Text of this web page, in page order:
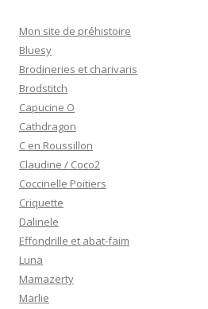
Mon site de préhistoire
Bluesy
Brodineries et charivaris
Brodstitch
Capucine O
Cathdragon
C en Roussillon
Claudine / Coco2
Coccinelle Poitiers
Criquette
Dalinele
Effondrille et abat-faim
Luna
Mamazerty
Marlie